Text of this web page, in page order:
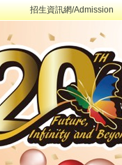
招生資訊網/Admission